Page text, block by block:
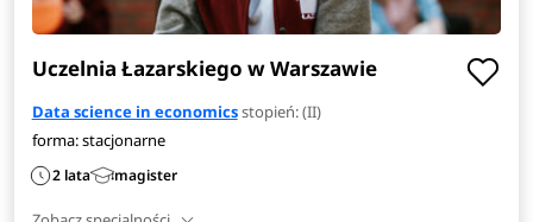
Uczelnia Łazarskiego w Warszawie
Data science in economicsstopień: (II)
forma: stacjonarne
2 lata magister